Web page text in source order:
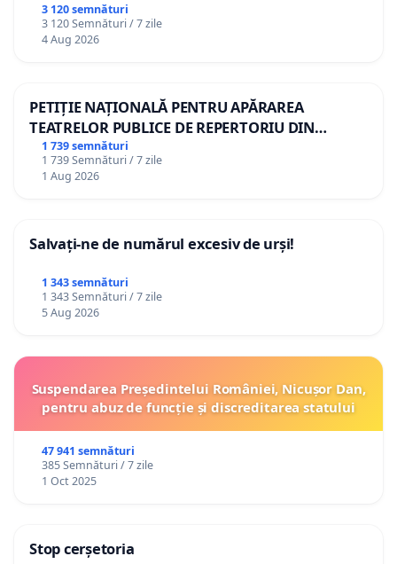
3 120 semnături
3 120 Semnături / 7 zile
4 Aug 2026
PETIȚIE NAȚIONALĂ PENTRU APĂRAREA
TEATRELOR PUBLICE DE REPERTORIU DIN
ROMÂNIA
1 739 semnături
1 739 Semnături / 7 zile
1 Aug 2026
Salvați-ne de numărul excesiv de urși!
1 343 semnături
1 343 Semnături / 7 zile
5 Aug 2026
Suspendarea Președintelui României, Nicușor Dan,
pentru abuz de funcție și discreditarea statului
47 941 semnături
385 Semnături / 7 zile
1 Oct 2025
Stop cerșetoria